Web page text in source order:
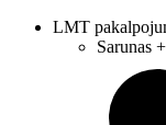
LMT
Sarunas